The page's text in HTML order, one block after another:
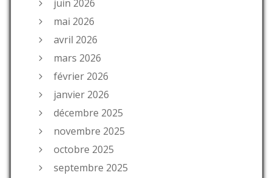
juin 2026
mai 2026
avril 2026
mars 2026
février 2026
janvier 2026
décembre 2025
novembre 2025
octobre 2025
septembre 2025